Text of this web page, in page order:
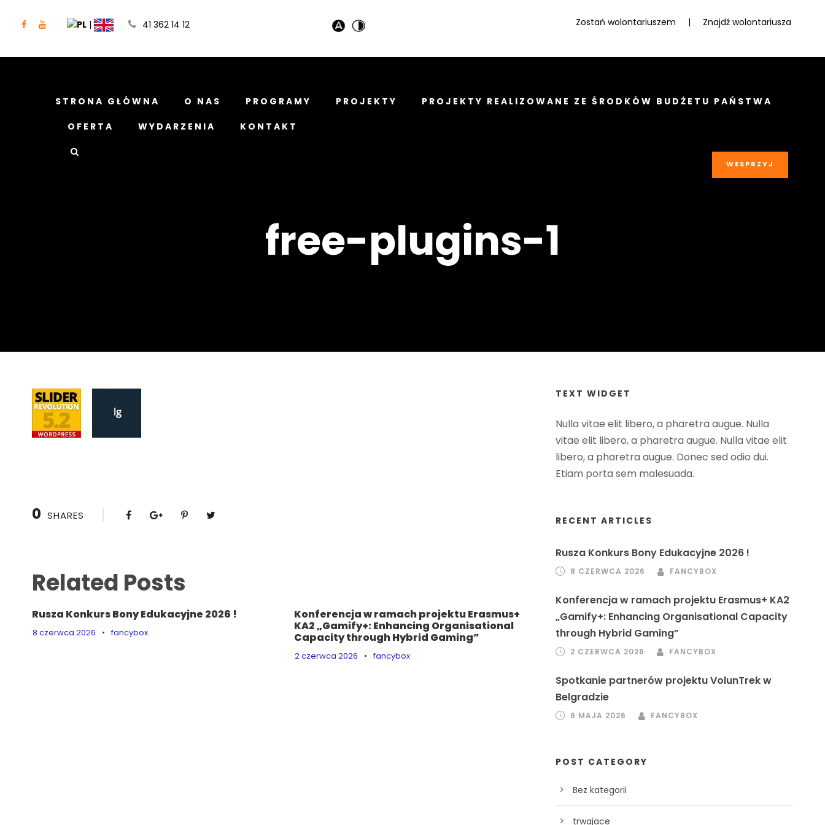
| 41 362 14 12 Zostań wolontariuszem | Znajdź wolontariusza
STRONA GŁÓWNA O NAS PROGRAMY PROJEKTY PROJEKTY REALIZOWANE ZE ŚRODKÓW BUDŻETU PAŃSTWA
OFERTA WYDARZENIA KONTAKT
WESPRZYJ
free-plugins-1
0 SHARES
Related Posts
Rusza Konkurs Bony Edukacyjne 2026 !
8 czerwca 2026 • fancybox
Konferencja w ramach projektu Erasmus+
KA2 „Gamify+: Enhancing Organisational
Capacity through Hybrid Gaming”
2 czerwca 2026 • fancybox
TEXT WIDGET
Nulla vitae elit libero, a pharetra augue. Nulla
vitae elit libero, a pharetra augue. Nulla vitae elit
libero, a pharetra augue. Donec sed odio dui.
Etiam porta sem malesuada.
RECENT ARTICLES
Rusza Konkurs Bony Edukacyjne 2026 !
8 CZERWCA 2026 FANCYBOX
Konferencja w ramach projektu Erasmus+ KA2
„Gamify+: Enhancing Organisational Capacity
through Hybrid Gaming”
2 CZERWCA 2026 FANCYBOX
Spotkanie partnerów projektu VolunTrek w
Belgradzie
6 MAJA 2026 FANCYBOX
POST CATEGORY
Bez kategorii
trwajace